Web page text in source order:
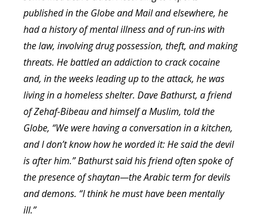
published in the Globe and Mail and elsewhere, he
had a history of mental illness and of run-ins with
the law, involving drug possession, theft, and making
threats. He battled an addiction to crack cocaine
and, in the weeks leading up to the attack, he was
living in a homeless shelter. Dave Bathurst, a friend
of Zehaf-Bibeau and himself a Muslim, told the
Globe, “We were having a conversation in a kitchen,
and I don’t know how he worded it: He said the devil
is after him.” Bathurst said his friend often spoke of
the presence of shaytan—the Arabic term for devils
and demons. “I think he must have been mentally
ill.”